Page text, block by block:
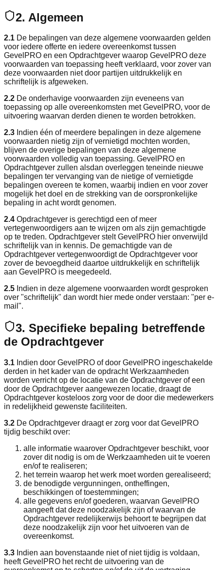
2. Algemeen
2.1 De bepalingen van deze algemene voorwaarden gelden
voor iedere offerte en iedere overeenkomst tussen
GevelPRO en een Opdrachtgever waarop GevelPRO deze
voorwaarden van toepassing heeft verklaard, voor zover van
deze voorwaarden niet door partijen uitdrukkelijk en
schriftelijk is afgeweken.
2.2 De onderhavige voorwaarden zijn eveneens van
toepassing op alle overeenkomsten met GevelPRO, voor de
uitvoering waarvan derden dienen te worden betrokken.
2.3 Indien één of meerdere bepalingen in deze algemene
voorwaarden nietig zijn of vernietigd mochten worden,
blijven de overige bepalingen van deze algemene
voorwaarden volledig van toepassing. GevelPRO en
Opdrachtgever zullen alsdan overleggen teneinde nieuwe
bepalingen ter vervanging van de nietige of vernietigde
bepalingen overeen te komen, waarbij indien en voor zover
mogelijk het doel en de strekking van de oorspronkelijke
bepaling in acht wordt genomen.
2.4 Opdrachtgever is gerechtigd een of meer
vertegenwoordigers aan te wijzen om als zijn gemachtigde
op te treden. Opdrachtgever stelt GevelPRO hier onverwijld
schriftelijk van in kennis. De gemachtigde van de
Opdrachtgever vertegenwoordigt de Opdrachtgever voor
zover de bevoegdheid daartoe uitdrukkelijk en schriftelijk
aan GevelPRO is meegedeeld.
2.5 Indien in deze algemene voorwaarden wordt gesproken
over "schriftelijk" dan wordt hier mede onder verstaan: "per e-
mail".
3. Specifieke bepaling betreffende
de Opdrachtgever
3.1 Indien door GevelPRO of door GevelPRO ingeschakelde
derden in het kader van de opdracht Werkzaamheden
worden verricht op de locatie van de Opdrachtgever of een
door de Opdrachtgever aangewezen locatie, draagt de
Opdrachtgever kosteloos zorg voor de door die medewerkers
in redelijkheid gewenste faciliteiten.
3.2 De Opdrachtgever draagt er zorg voor dat GevelPRO
tijdig beschikt over:
alle informatie waarover Opdrachtgever beschikt, voor
zover dit nodig is om de Werkzaamheden uit te voeren
en/of te realiseren;
het terrein waarop het werk moet worden gerealiseerd;
de benodigde vergunningen, ontheffingen,
beschikkingen of toestemmingen;
alle gegevens en/of goederen, waarvan GevelPRO
aangeeft dat deze noodzakelijk zijn of waarvan de
Opdrachtgever redelijkerwijs behoort te begrijpen dat
deze noodzakelijk zijn voor het uitvoeren van de
overeenkomst.
3.3 Indien aan bovenstaande niet of niet tijdig is voldaan,
heeft GevelPRO het recht de uitvoering van de